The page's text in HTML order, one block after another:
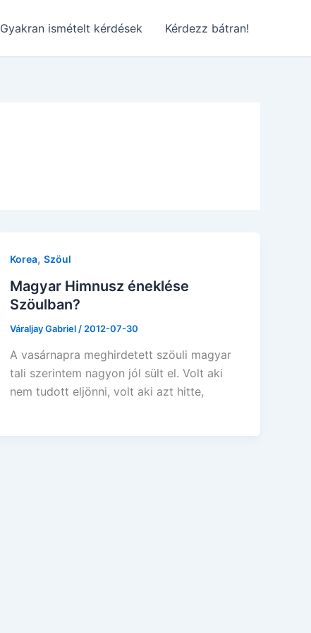
Gyakran ismételt kérdések Kérdezz bátran!
Korea,Szöul
Magyar Himnusz éneklése
Szöulban?
Váraljay Gabriel / 2012-07-30
A vasárnapra meghirdetett szöuli magyar
tali szerintem nagyon jól sült el. Volt aki
nem tudott eljönni, volt aki azt hitte,